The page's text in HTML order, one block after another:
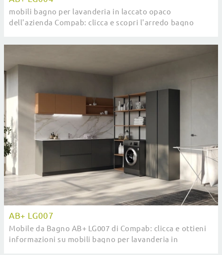
mobili bagno per lavanderia in laccato opaco
dell'azienda Compab: clicca e scopri l'arredo bagno
AB+ LG007
Mobile da Bagno AB+ LG007 di Compab: clicca e ottieni
informazioni su mobili bagno per lavanderia in